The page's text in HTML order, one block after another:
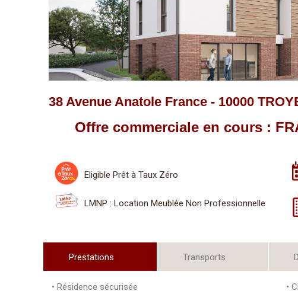
38 Avenue Anatole France - 10000
Offre commerciale en cours :
Eligible Prêt à Taux Zéro
LMNP : Location Meublée Non Professionnelle
Prestations Transports
• Résidence sécurisée
•